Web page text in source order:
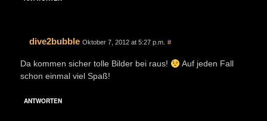
dive2bubble Oktober 7, 2012 at 5:27 p.m. #
Da kommen sicher tolle Bilder bei raus!
Auf jeden Fall
schon einmal viel Spaß!
ANTWORTEN